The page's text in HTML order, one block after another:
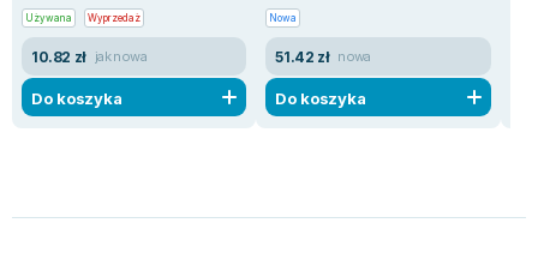
Używana Wyprzedaż
10.82 zł jak nowa
Do koszyka
Nowa
51.42 zł nowa
Do koszyka